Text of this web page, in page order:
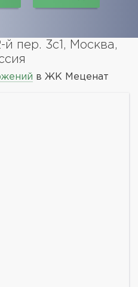
пер. 3с1, Москва,
в ЖК Меценат